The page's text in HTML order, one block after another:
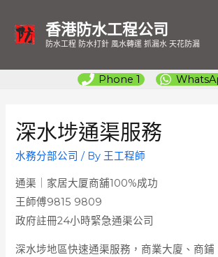
香港防水工程公司
防水工程 防水打針 風水轉運 抓漏水 天花防漏
Phone 1
深水埗通渠服務
水務分部公司 / By 王工程師
通渠｜家居大厦商舖100%成功
王師傅9815 9809
政府註冊24小時緊急通渠公司
深水埗地區快速通渠服務，商業大廈、商鋪